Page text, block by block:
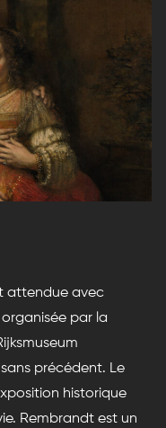
attendue avec
par la
précédent. Le
historique
Rembrandt est un